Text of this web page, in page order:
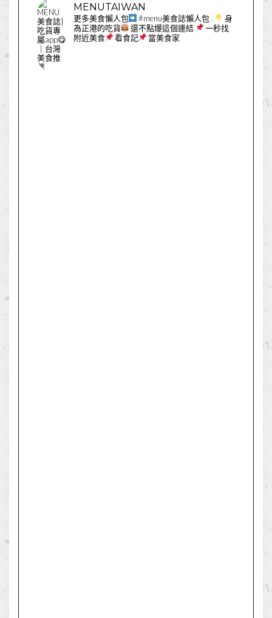
MENUTAIWAN
更多美食懶人包 #menu美食誌懶人包 .
身
為正港的吃貨
還不點爆這個連結
一秒找
附近美食
看食記 當美食家